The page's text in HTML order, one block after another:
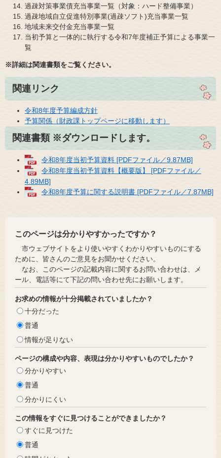
過疎対策事業債充当事業一覧（対象：ハード整備事業）
過疎地域自立促進特別事業(過疎ソフト)充当事業一覧
地域未来交付金充当事業一覧
当初予算と一体的に執行する令和7年度補正予算による事業一
覧
※詳細は関連書類をご覧ください。
関連リンク
令和8年度予算編成方針
予算関係（財政課トップページに移動します）
関連書類 ※ダウンロードします。
令和8年度当初予算資料 [PDFファイル／9.87MB]
令和8年度当初予算資料【概要版】 [PDFファイル／
4.89MB]
令和8年度予算に関する説明書 [PDFファイル／7.87MB]
このページは分かりやすかったですか？
市ウェブサイトをより使いやすくわかりやすいものにする
ために、皆さんのご意見をお聞かせください。
なお、このページの記載内容に関するお問い合わせは、メ
ール、電話等にて下記の問い合わせ先にお願いします。
お求めの情報が十分掲載されていましたか？
十分だった
普通
情報が足りない
ページの構成や内容、表現は分かりやすいものでしたか？
分かりやすい
普通
分かりにくい
この情報をすぐに見つけることができましたか？
すぐに見つけた
普通